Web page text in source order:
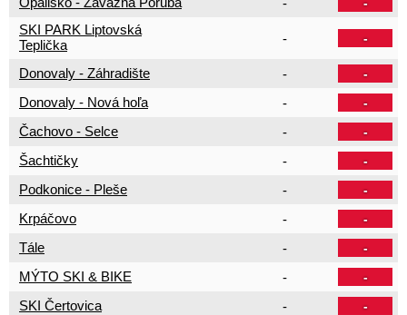
SKI PARK Liptovská
Teplička
- -
Donovaly - Záhradište - -
Donovaly - Nová hoľa - -
Čachovo - Selce - -
Šachtičky - -
Podkonice - Pleše - -
Krpáčovo - -
Tále - -
MÝTO SKI & BIKE - -
SKI Čertovica - -